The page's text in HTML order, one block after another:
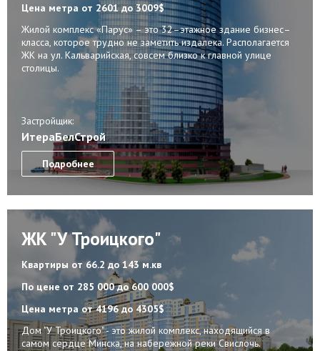
Цена метра от 2601 до 3009$
Жилой комплекс «Парус» – это 32–этажное здание бизнес–
класса, которое трудно не заметить издалека. Располагается
ЖК на ул. Кальварийская, совсем близко к главной улице
столицы.
Застройщик:
ИтераБелСтрой
Подробнее
ЖК "У Троицкого"
Квартиры от 66.2 до 143 м.кв
По цене от 285 000 до 600 000$
Цена метраот 4196 до 4305$
Дом "У Троицкого" - это жилой комплекс, находящийся в
самом сердце Минска, на набережной реки Свислочь.